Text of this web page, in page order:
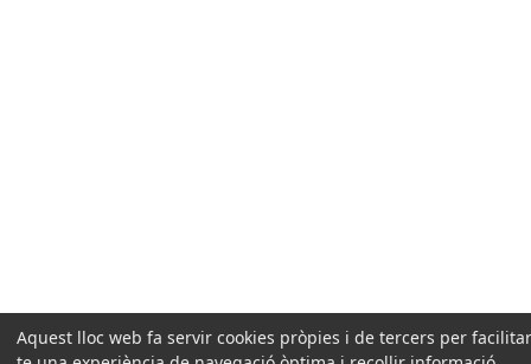
Aquest lloc web fa servir cookies pròpies i de tercers per